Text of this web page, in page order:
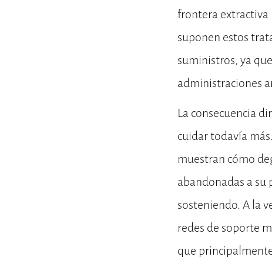
frontera extractiva
suponen estos
suministros, ya
administraciones
La consecuencia
cuidar todavía
muestran cómo
abandonadas a su
sosteniendo. A la
redes de soporte
que